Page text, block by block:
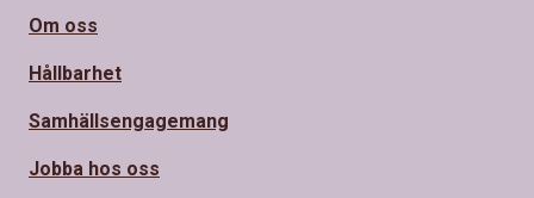
Om oss
Hållbarhet
Samhällsengagemang
Jobba hos oss